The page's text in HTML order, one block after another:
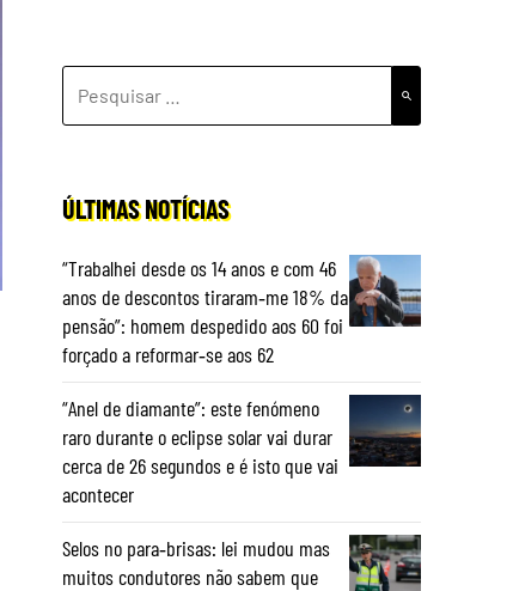
POR:
ÚLTIMAS NOTÍCIAS
“Trabalhei desde os 14 anos e com 46
anos de descontos tiraram‑me 18% da
pensão”: homem despedido aos 60 foi
forçado a reformar‑se aos 62
“Anel de diamante”: este fenómeno
raro durante o eclipse solar vai durar
cerca de 26 segundos e é isto que vai
acontecer
Selos no para‑brisas: lei mudou mas
muitos condutores não sabem que